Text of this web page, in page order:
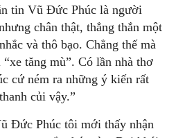
tin Vũ Đức Phúc là người
chân thật, thẳng thắn một
và thô bạo. Chẳng thế mà
tăng mù”. Có lần nhà thơ
cứ ném ra những ý kiến rất
củi vậy.”
Đức Phúc tôi mới thấy nhận